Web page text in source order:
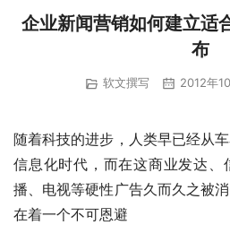
企业新闻营销如何建立适
布
软文撰写 2012年
随着科技的进步，人类早已经从
信息化时代，而在这商业发达、
播、电视等硬性广告久而久之被
在着一个不可恩避